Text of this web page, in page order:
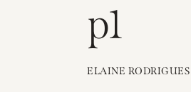
p1
ELAINE RODRIGUES